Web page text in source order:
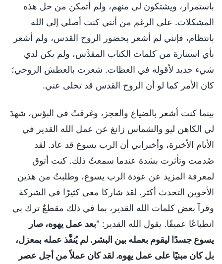
باستمرار، ويشتكون لي منهم، ولم أتمكن من حل هذه
المشكلات. على الرغم من أنني كنت أصلي إلى الله
بانتظام، فإنني لم أشعر بحضور الروح القدس، ولم أشعر
بأي استنارة من كلمات الكتاب المقدَّس، ولم يكن لدي
شيء جديد لأقوله في العظات. شعرت بالعطش الروحي؛
كان الأمر كما لو أن الروح القدس قد تخلى عني.
بينما كنت أشعر بالضياع والعجز، وغرقتُ في البؤس، شهدَ
لي الكاهن ليو والشماس زانغ عن عمل الله القدير في
الأيام الأخيرة، وأخبراني أن الرب يسوع قد عاد. لقد
صُدمت وتأثرت بشدة عندما سمعتُ ذلك. كنت أتوق
لمعرفة المزيد عن عودة الرب يسوع، وطلبتُ من هذين
الأخوين التحدث أكثر. لقد شاركا معي كثيرًا في الشركة
وقرآ بعض كلمات الله القدير، بما في ذلك مقطعٌ ترك بي
انطباعًا عميقًا. يقول الله القدير: "بعد عمل يهوه، صار
يسوع جسدًا ليقوم بعمله بين البشر. لم يُنفَّذ عمله بمعزل،
بل كان مبنيًا على عمل يهوه. لقد كان عملاً من أجل عصر